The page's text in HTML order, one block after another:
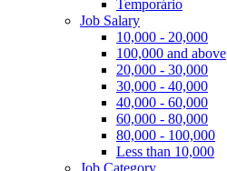
Temporário
Job Salary
10,000 - 20,000
100,000 and above
20,000 - 30,000
30,000 - 40,000
40,000 - 60,000
60,000 - 80,000
80,000 - 100,000
Less than 10,000
Job Category